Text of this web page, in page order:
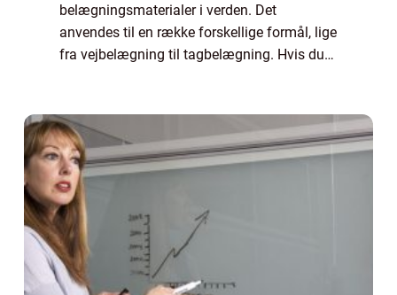
belægningsmaterialer i verden. Det
anvendes til en række forskellige formål, lige
fra vejbelægning til tagbelægning. Hvis du
de o...